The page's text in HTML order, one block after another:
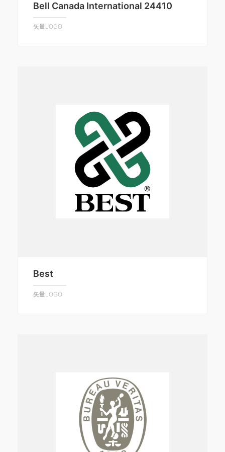
Bell Canada International 24410
矢量LOGO
Best
矢量LOGO